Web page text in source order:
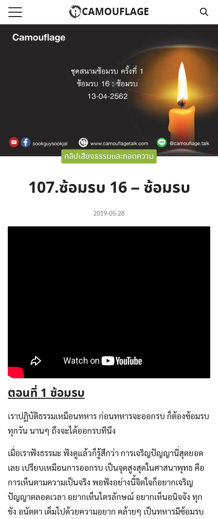
Skip
content
CAMOUFLAGE
ม
for:
คลิปเสียงธรรมและถอดความ
107.ซ้อมรบ 16 – ซ้อมรบ
2019-05-28
ตอนที่1 ซ้อมรบ
เราปฏิบัติธรรมเหมือนทหาร ก่อนทหารจะออกรบ ก็ต้องซ้อมรบ
ทุกวัน นานๆ ถึงจะได้ออกรบทีนึง
เมื่อเราฟังธรรมะ ฟังดูแล้วก็รู้สึกว่า การเจริญปัญญานี่สุดยอด
เลย เปรียบเหมือนการออกรบ เป็นจุดสูงสุดในศาสนาพุทธ คือ
การเห็นตามความเป็นจริง พอฟังอย่างนี้จิตใจก็อยากเจริญ
ปัญญาตลอดเวลา อยากเห็นไตรลักษณ์ อยากเห็นอนิจจัง ทุก
ขัง อนัตตา เต็มไปด้วยความอยาก คล้ายๆ เป็นทหารมีซ้อมรบ